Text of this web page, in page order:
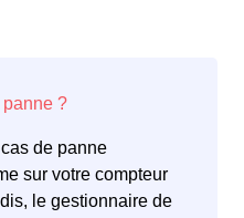
de panne
sur votre compteur
le gestionnaire de